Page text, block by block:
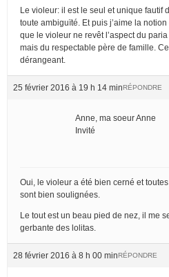
Le violeur: il est le seul et unique fautif
toute ambiguïté. Et puis j’aime la
que le violeur ne revêt l’aspect du
mais du respectable père de famille.
dérangeant.
25 février 2016 à 19 h 14 minRÉPONDRE
Anne, ma soeur Anne
Invité
Oui, le violeur a été bien cerné et
sont bien soulignées.
Le tout est un beau pied de nez, il me
gerbante des lolitas.
28 février 2016 à 8 h 00 minRÉPONDRE